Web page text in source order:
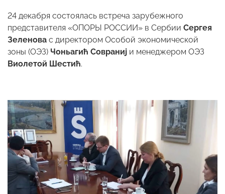
24 декабря состоялась встреча зарубежного
представителя «ОПОРЫ РОССИИ» в Сербии Сергея
Зеленова с директором Особой экономической
зоны (ОЭЗ) Чоньагић Совраниј и менеджером ОЭЗ
Виолетой Шестић.